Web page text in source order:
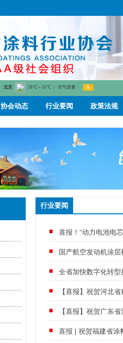
协会动态 行业要闻 政策法规
行业要闻
喜报！“动力电池电
国产航空发动机涂
全省加快数字化转
【喜报】祝贺河北
【喜报】祝贺广东
喜报 | 祝贺福建省涂